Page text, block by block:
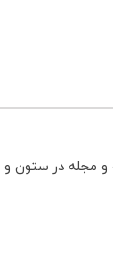
و مجله در ستون